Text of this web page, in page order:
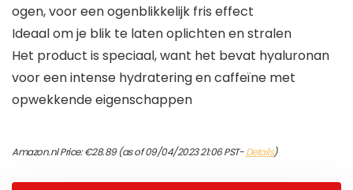
ogen, voor een ogenblikkelijk fris effect
Ideaal om je blik te laten oplichten en stralen
Het product is speciaal, want het bevat hyaluronan
voor een intense hydratering en caffeïne met
opwekkende eigenschappen
Amazon.nl Price:€28.89(as of 09/04/2023 21:06 PST-Details)